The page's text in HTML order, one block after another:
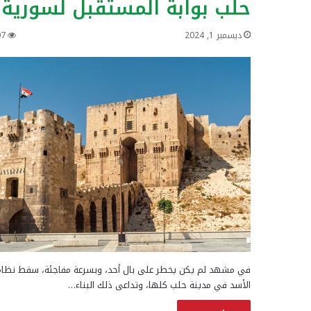
حلب بوابة المستقبل لسورية
ديسمبر 1, 2024
في مشهد لم يكن يخطر على بال أحد، وبسرعة مفاجئة، سقط
الأسد في مدينة حلب كلها، وتداعى ذلك البناء…